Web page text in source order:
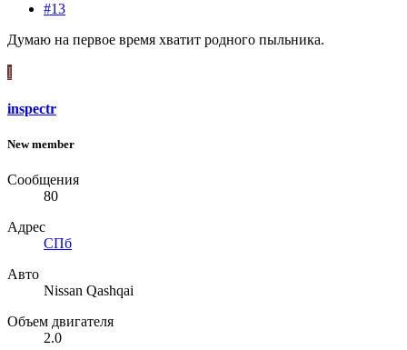
#13
Думаю на первое время хватит родного пыльника.
I
inspectr
New member
Сообщения
80
Адрес
СПб
Авто
Nissan Qashqai
Объем двигателя
2.0